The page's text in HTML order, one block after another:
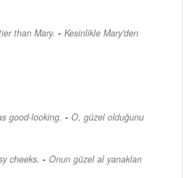
than Mary. - Kesinlikle Mary'den
good-looking. - O, güzel olduğunu
cheeks. - Onun güzel al yanakları